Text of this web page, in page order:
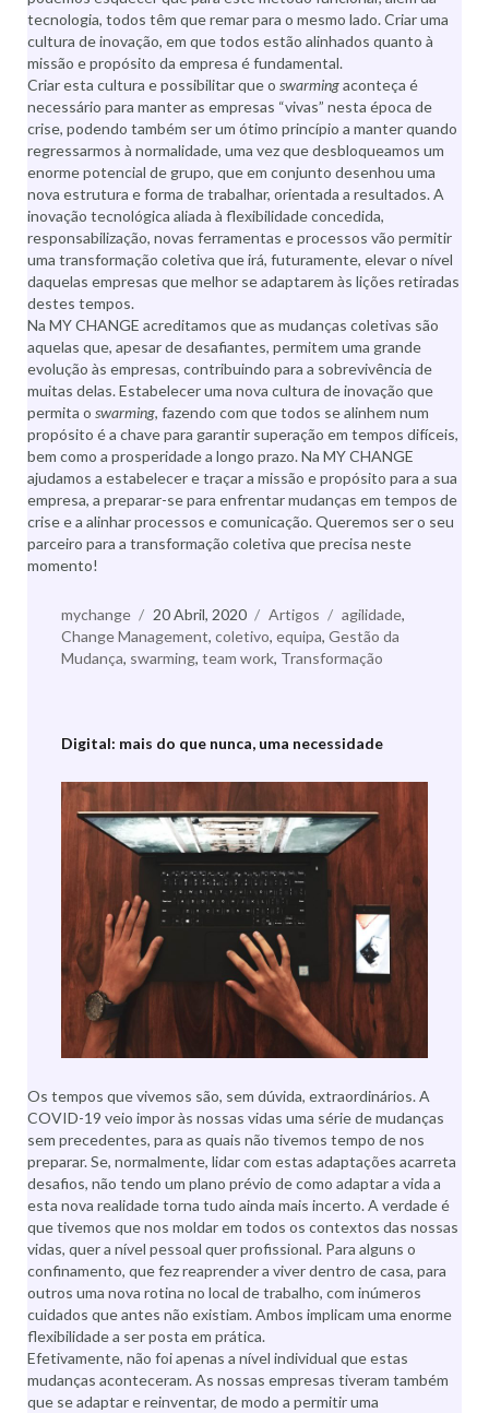
tecnologia, todos têm que remar para o mesmo lado. Criar uma
cultura de inovação, em que todos estão alinhados quanto à
missão e propósito da empresa é fundamental.
Criar esta cultura e possibilitar que o swarmingaconteça é
necessário para manter as empresas “vivas” nesta época de
crise, podendo também ser um ótimo princípio a manter quando
regressarmos à normalidade, uma vez que desbloqueamos um
enorme potencial de grupo, que em conjunto desenhou uma
nova estrutura e forma de trabalhar, orientada a resultados. A
inovação tecnológica aliada à flexibilidade concedida,
responsabilização, novas ferramentas e processos vão permitir
uma transformação coletiva que irá, futuramente, elevar o nível
daquelas empresas que melhor se adaptarem às lições retiradas
destes tempos.
Na MY CHANGE acreditamos que as mudanças coletivas são
aquelas que, apesar de desafiantes, permitem uma grande
evolução às empresas, contribuindo para a sobrevivência de
muitas delas. Estabelecer uma nova cultura de inovação que
permita o swarming, fazendo com que todos se alinhem num
propósito é a chave para garantir superação em tempos difíceis,
bem como a prosperidade a longo prazo. Na MY CHANGE
ajudamos a estabelecer e traçar a missão e propósito para a sua
empresa, a preparar-se para enfrentar mudanças em tempos de
crise e a alinhar processos e comunicação. Queremos ser o seu
parceiro para a transformação coletiva que precisa neste
momento!
Autor
mychange
Publicado
a
20 Abril, 2020 Categorias
Artigos Etiquetas
agilidade,
Change Management, coletivo, equipa, Gestão da
Mudança, swarming, team work, Transformação
Digital: mais do que nunca, uma necessidade
Os tempos que vivemos são, sem dúvida, extraordinários. A
COVID-19 veio impor às nossas vidas uma série de mudanças
sem precedentes, para as quais não tivemos tempo de nos
preparar. Se, normalmente, lidar com estas adaptações acarreta
desafios, não tendo um plano prévio de como adaptar a vida a
esta nova realidade torna tudo ainda mais incerto. A verdade é
que tivemos que nos moldar em todos os contextos das nossas
vidas, quer a nível pessoal quer profissional. Para alguns o
confinamento, que fez reaprender a viver dentro de casa, para
outros uma nova rotina no local de trabalho, com inúmeros
cuidados que antes não existiam. Ambos implicam uma enorme
flexibilidade a ser posta em prática.
Efetivamente, não foi apenas a nível individual que estas
mudanças aconteceram. As nossas empresas tiveram também
que se adaptar e reinventar, de modo a permitir uma